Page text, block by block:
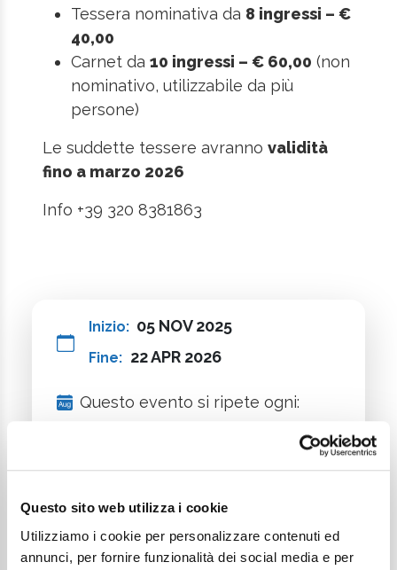
Questo sito web utilizza i cookie
Utilizziamo i cookie per personalizzare contenuti ed
annunci, per fornire funzionalità dei social media e per
Tessera nominativa da 8 ingressi – €
40,00
Carnet da 10 ingressi – € 60,00 (non
nominativo, utilizzabile da più
persone)
Le suddette tessere avranno validità
fino a marzo 2026
Info +39 320 8381863
Inizio: 05 NOV 2025
Fine: 22 APR 2026
Questo evento si ripete ogni:
Palazzo del Turismo Cesenatico
Accessibile a persone con